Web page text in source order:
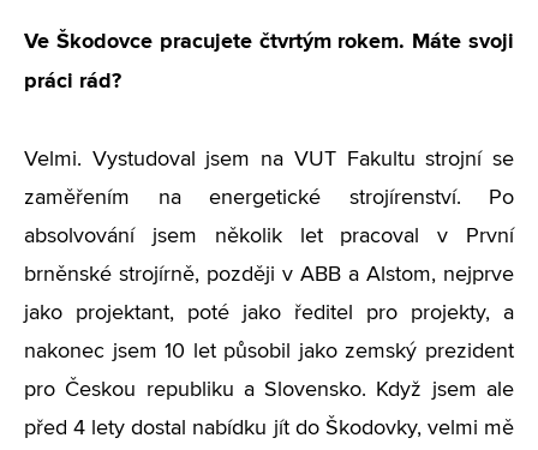
Ve Škodovce pracujete čtvrtým rokem. Máte svoji
práci rád?
Velmi. Vystudoval jsem na VUT Fakultu strojní se
zaměřením na energetické strojírenství. Po
absolvování jsem několik let pracoval v První
brněnské strojírně, později v ABB a Alstom, nejprve
jako projektant, poté jako ředitel pro projekty, a
nakonec jsem 10 let působil jako zemský prezident
pro Českou republiku a Slovensko. Když jsem ale
před 4 lety dostal nabídku jít do Škodovky, velmi mě